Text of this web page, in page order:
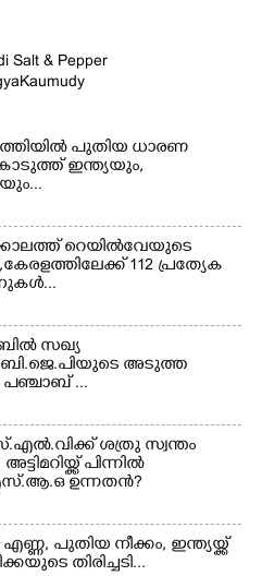
പുതിയ ധാരണ
ഇന്ത്യയും,
റെയിൽവേയുടെ
112 പ്രത്യേക
സഖ്യ
അടുത്ത
പഞ്ചാബ് ...
ശത്രു സ്വന്തം
അട്ടിമറിയ്ക്ക് പിന്നിൽ
ഉന്നതൻ?
പുതിയ നീക്കം, ഇന്ത്യയ്ക്ക്
തിരിച്ചടി...